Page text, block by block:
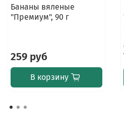
Бананы вяленые
"Премиум", 90 г
259 руб
В корзину